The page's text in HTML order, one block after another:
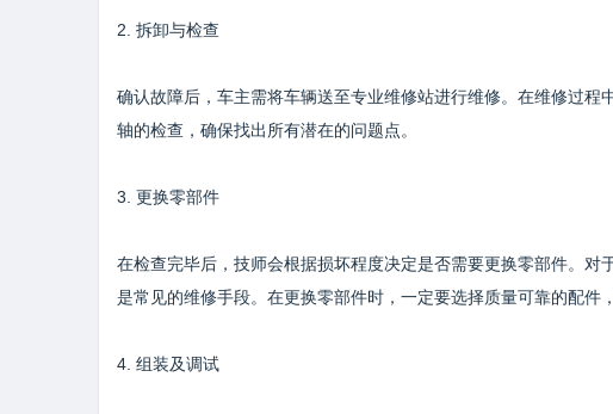
2. 拆卸与检查
确认故障后，车主需将车辆送至专业维修站进行维修。在维修过
轴的检查，确保找出所有潜在的问题点。
3. 更换零部件
在检查完毕后，技师会根据损坏程度决定是否需要更换零部件。
是常见的维修手段。在更换零部件时，一定要选择质量可靠的配件
4. 组装及调试